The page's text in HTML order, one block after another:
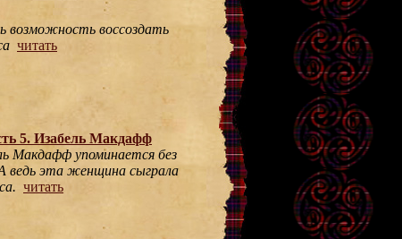
возможность воссоздать
читать
5. Изабель Макдафф
Макдафф упоминается без
ведь эта женщина сыграла
читать